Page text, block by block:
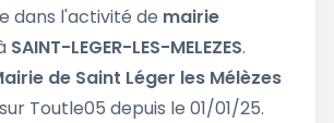
dans l'activité de mairie
SAINT-LEGER-LES-MELEZES.
de Saint Léger les Mélèzes
Toutle05 depuis le 01/01/25.